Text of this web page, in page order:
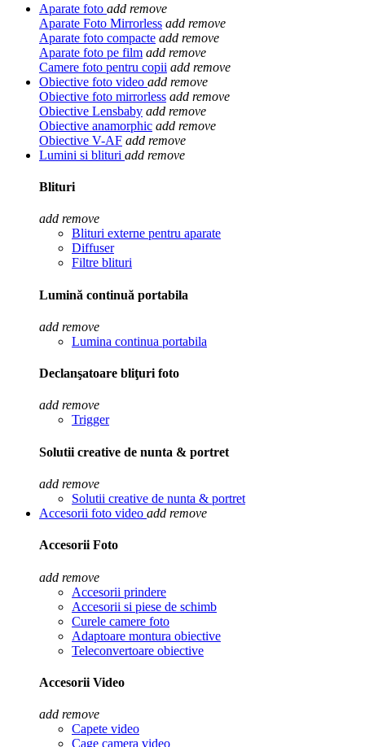
Aparate foto add remove
Aparate Foto Mirrorless add remove
Aparate foto compacte add remove
Aparate foto pe film add remove
Camere foto pentru copii add remove
Obiective foto video add remove
Obiective foto mirrorless add remove
Obiective Lensbaby add remove
Obiective anamorphic add remove
Obiective V-AF add remove
Lumini si blituri add remove
Blituri
add remove
Blituri externe pentru aparate
Diffuser
Filtre blituri
Lumină continuă portabila
add remove
Lumina continua portabila
Declanşatoare bliţuri foto
add remove
Trigger
Solutii creative de nunta & portret
add remove
Solutii creative de nunta & portret
Accesorii foto video add remove
Accesorii Foto
add remove
Accesorii prindere
Accesorii si piese de schimb
Curele camere foto
Adaptoare montura obiective
Teleconvertoare obiective
Accesorii Video
add remove
Capete video
Cage camera video